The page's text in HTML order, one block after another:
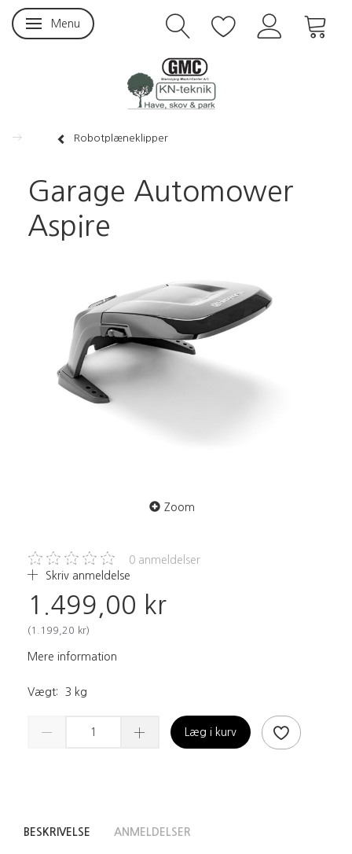
Skifte navigation
Menu
Robotplæneklipper
Garage Automower
Aspire
Zoom
0 anmeldelser
Skriv anmeldelse
1.499,00 kr
( 1.199,20 kr)
Mere information
Vægt: 3 kg
Læg i kurv
BESKRIVELSE ANMELDELSER